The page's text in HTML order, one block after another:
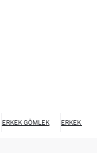
ERKEK GÖMLEK ERKEK